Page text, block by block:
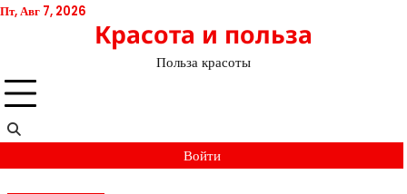
Перейти
Пт, Авг 7, 2026
Красота и польза
Польза красоты
Войти